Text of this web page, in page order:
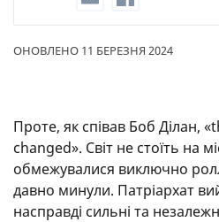
ОНОВЛЕНО 11 БЕРЕЗНЯ 2024
Проте, як співав Боб Ділан,
changed». Світ не стоїть на
обмежувалися виключно
давно минули. Патріархат
насправді сильні та